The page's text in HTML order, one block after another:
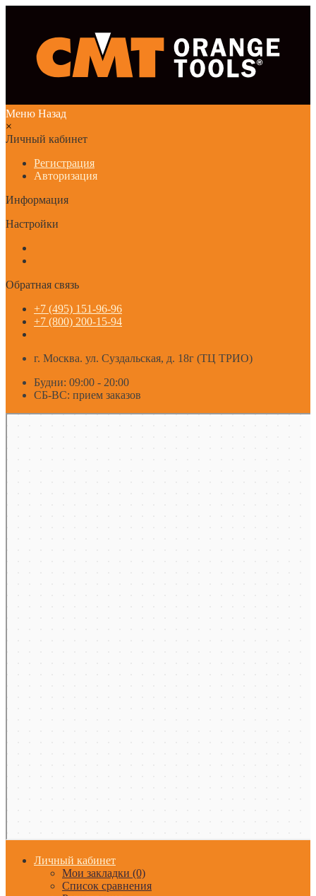
Меню Назад
×
Личный кабинет
Регистрация
Авторизация
Информация
Настройки
Обратная связь
+7 (495) 151-96-96
+7 (800) 200-15-94
г. Москва. ул. Суздальская, д. 18г (ТЦ ТРИО)
Будни: 09:00 - 20:00
СБ-ВС: прием заказов
Личный кабинет
Мои закладки (0)
Список сравнения